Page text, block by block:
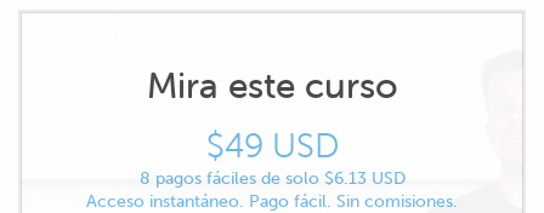
Mira este curso
$49 USD
8 pagos fáciles de solo $6.13 USD
Acceso instantáneo. Pago fácil. Sin comisiones.